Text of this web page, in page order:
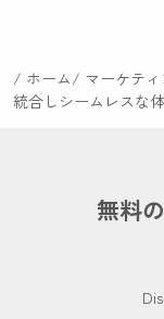
ホーム マーケテ
統合しシームレスな
無料